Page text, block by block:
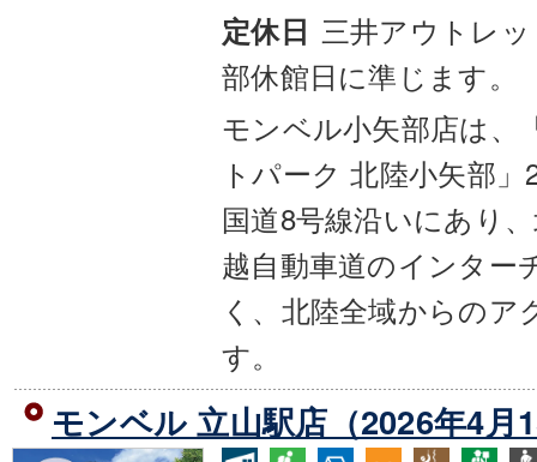
定休日 三井アウトレ
部休館日に準じます。
モンベル小矢部店は、
トパーク 北陸小矢部
国道8号線沿いにあり
越自動車道のインター
く、北陸全域からのア
す。
モンベル 立山駅店（2026年4月